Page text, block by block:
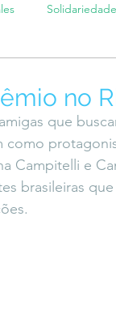
Solidariedade
Fora da Curva
no
que
Campitelli e
brasileiras